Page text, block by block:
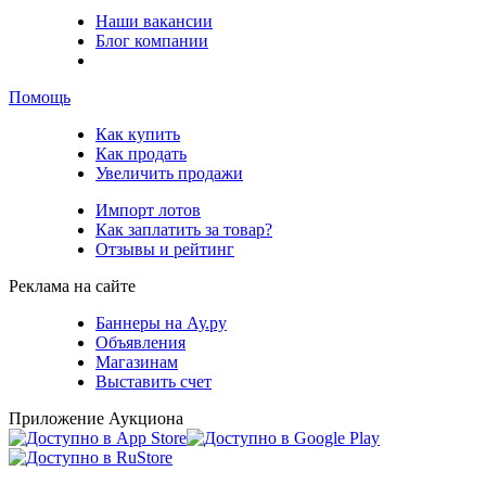
Наши вакансии
Блог компании
Помощь
Как купить
Как продать
Увеличить продажи
Импорт лотов
Как заплатить за товар?
Отзывы и рейтинг
Реклама на сайте
Баннеры на Ау.ру
Объявления
Магазинам
Выставить счет
Приложение Аукциона